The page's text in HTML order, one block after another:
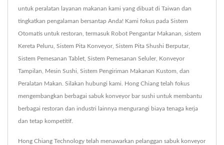
untuk peralatan layanan makanan kami yang dibuat di Taiwan dan
tingkatkan pengalaman bersantap Anda! Kami fokus pada Sistem
Otomatis untuk restoran, termasuk Robot Pengantar Makanan, sistem
Kereta Peluru, Sistem Pita Konveyor, Sistem Pita Shushi Berputar,
Sistem Pemesanan Tablet, Sistem Pemesanan Seluler, Konveyor
Tampilan, Mesin Sushi, Sistem Pengiriman Makanan Kustom, dan
Peralatan Makan. Silakan hubungi kami. Hong Chiang telah fokus
mengembangkan berbagai sabuk konveyor bar sushi untuk membantu
berbagai restoran dan industri lainnya mengurangi biaya tenaga kerja
dan tetap kompetitif.
Hong Chiang Technology telah menawarkan pelanggan sabuk konveyor